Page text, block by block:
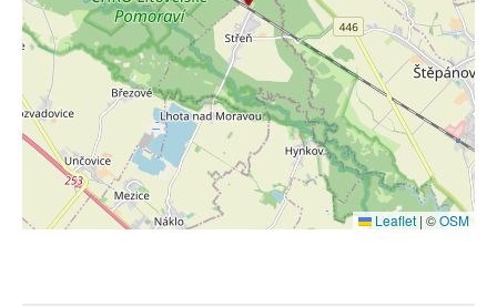
Leaflet | ©OSM